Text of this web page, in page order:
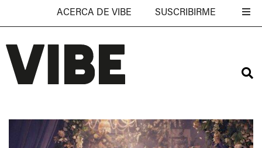
ACERCA DE VIBE SUSCRIBIRME